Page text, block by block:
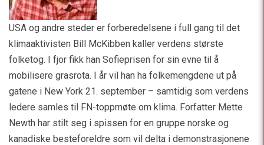
USA og andre steder er forberedelsene i full gang til det
klimaaktivisten Bill McKibben kaller verdens største
folketog. I fjor fikk han Sofieprisen for sin evne til å
mobilisere grasrota. I år vil han ha folkemengdene ut på
gatene i New York 21. september – samtidig som verdens
ledere samles til FN-toppmøte om klima. Forfatter Mette
Newth har stilt seg i spissen for en gruppe norske og
kanadiske besteforeldre som vil delta i demonstrasjonene